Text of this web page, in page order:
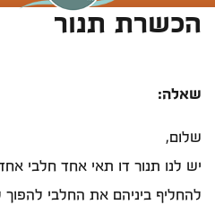
הכשרת תנור
שאלה:
שלום,
יש לנו תנור דו תאי אחד חלבי
להחליף ביניהם את החלבי להפוך